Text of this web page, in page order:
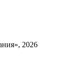
2026